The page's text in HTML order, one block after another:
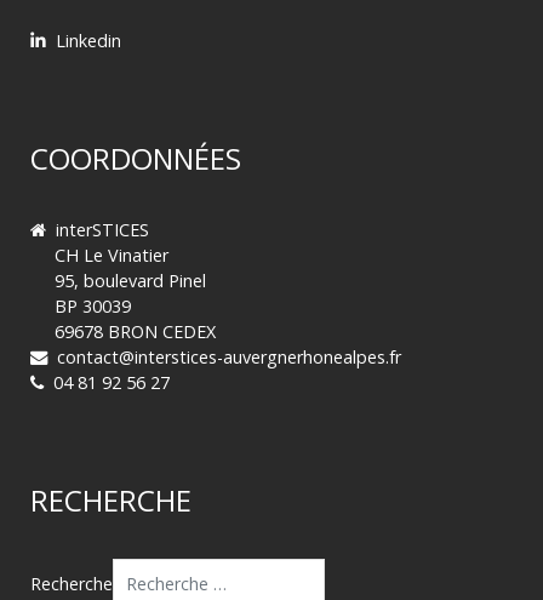
Linkedin
COORDONNÉES
interSTICES
CH Le Vinatier
95, boulevard Pinel
BP 30039
69678 BRON CEDEX
contact@interstices-auvergnerhonealpes.fr
04 81 92 56 27
RECHERCHE
Recherche